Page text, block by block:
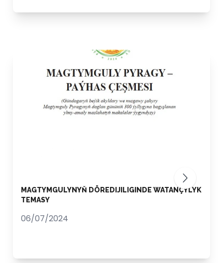
MAGTYMGULYNYŇ DÖREDIJILIGINDE WATANÇYLYK
TEMASY
06/07/2024